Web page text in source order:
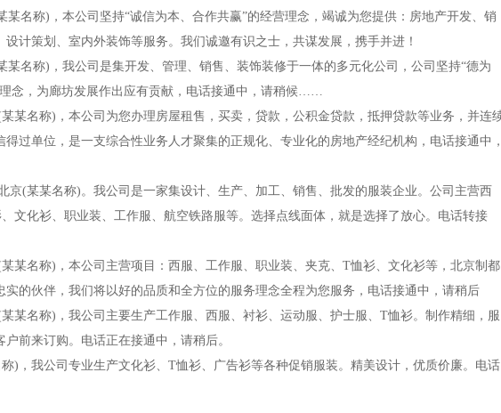
某名称)，本公司坚持“诚信为本、合作共赢”的经营理念，竭诚为您提供：房地产开发、销
设计策划、室内外装饰等服务。我们诚邀有识之士，共谋发展，携手并进！
某名称)，我公司是集开发、管理、销售、装饰装修于一体的多元化公司，公司坚持“德为
念，为廊坊发展作出应有贡献，电话接通中，请稍候……
某名称)，本公司为您办理房屋租售，买卖，贷款，公积金贷款，抵押贷款等业务，并连
得过单位，是一支综合性业务人才聚集的正规化、专业化的房地产经纪机构，电话接通中，
京(某某名称)。我公司是一家集设计、生产、加工、销售、批发的服装企业。公司主营西
文化衫、职业装、工作服、航空铁路服等。选择点线面体，就是选择了放心。电话转接
某名称)，本公司主营项目：西服、工作服、职业装、夹克、T恤衫、文化衫等，北京制都
实的伙伴，我们将以好的品质和全方位的服务理念全程为您服务，电话接通中，请稍后
某名称)，我公司主要生产工作服、西服、衬衫、运动服、护士服、T恤衫。制作精细，服
前来订购。电话正在接通中，请稍后。
)，我公司专业生产文化衫、T恤衫、广告衫等各种促销服装。精美设计，优质价廉。电话